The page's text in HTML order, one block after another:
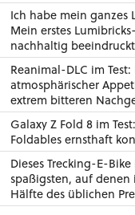
Ich habe mein ganzes
Mein erstes
nachhaltig
Reanimal-DLC im
atmosphärischer
extrem bitteren
Galaxy Z Fold 8 im
Foldables ernsthaft
Dieses Trecking-E-
spaßigsten, auf
Hälfte des üblichen